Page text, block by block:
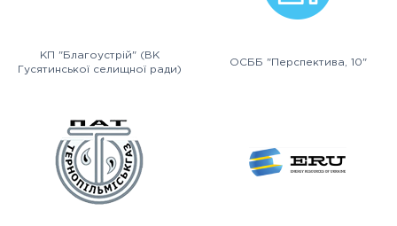
КП "Благоустрій" (ВК
Гусятинської селищної ради)
ОСББ "Перспектива, 10"